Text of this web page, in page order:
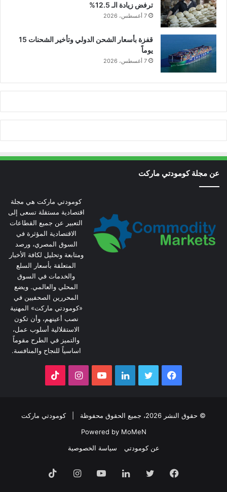
ترفض زيادة الـ 12.5%
7 أغسطس، 2026
قفزة بأسعار الشحن الدولي وتأخير الشحنات 15
يوماً
7 أغسطس، 2026
عن مجلة كومودتي ماركت
كومودتي ماركت هي مجلة
اقتصادية مستقلة تسعى إلى
التعبير عن جميع القطاعات
الاقتصادية المؤثرة في
السوق المصري، ورصد
ومتابعة وتحليل لكافة الأخبار
المتعلقة بأسعار السلع
والخدمات في السوق
المحلي والعالمي. ويضع
المحررين الصحفيين في
«كومودتي ماركت» المهنية
نصب أعينهم، وأن تكون
الاستقلالية أسلوب عمل،
والتميز في الطرح مقوماً
اساسياً للنجاح والمنافسة.
فيسبوك تويتر لينكدإنيوتيوبانستقرام
© حقوق النشر 2026، جميع الحقوق محفوظة |
كومودتي ماركت
Powered by MoMeN
عن كومودتي
سياسة الخصوصية
فيسبوك تويتر لينكدإنيوتيوبانستقرام